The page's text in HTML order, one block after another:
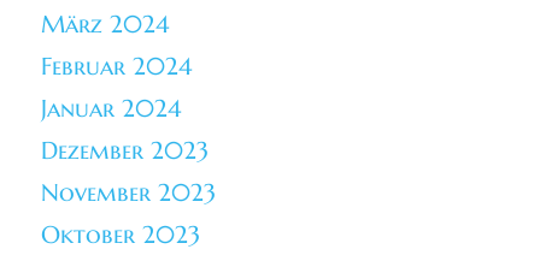
März 2024
Februar 2024
Januar 2024
Dezember 2023
November 2023
Oktober 2023